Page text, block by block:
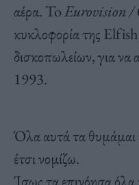
αέρα. ToEurovision /
κυκλοφορία της
δισκοπωλείων, για να
1993.
Όλα αυτά τα
έτσι νομίζω.